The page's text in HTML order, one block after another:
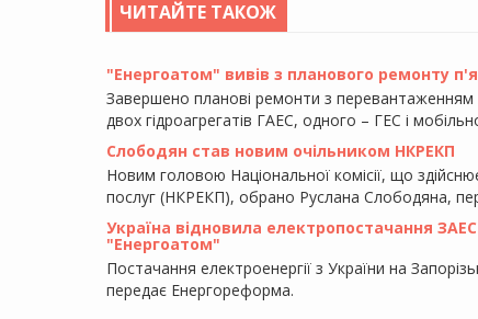
ЧИТАЙТЕ ТАКОЖ
"Енергоатом" вивів з планового ремонту
Завершено планові ремонти з
двох гідроагрегатів ГАЕС, одного – ГЕС і
Слободян став новим очільником НКРЕКП
Новим головою Національної комісії, що
послуг (НКРЕКП), обрано Руслана Слободяна,
Україна відновила електропостачання ЗАЕС
"Енергоатом"
Постачання електроенергії з України на
передає Енергореформа.